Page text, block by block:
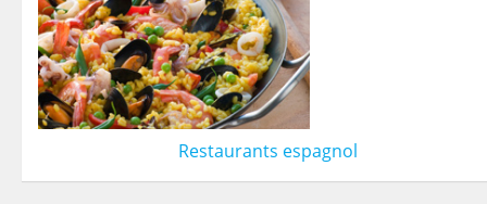
Restaurants espagnol